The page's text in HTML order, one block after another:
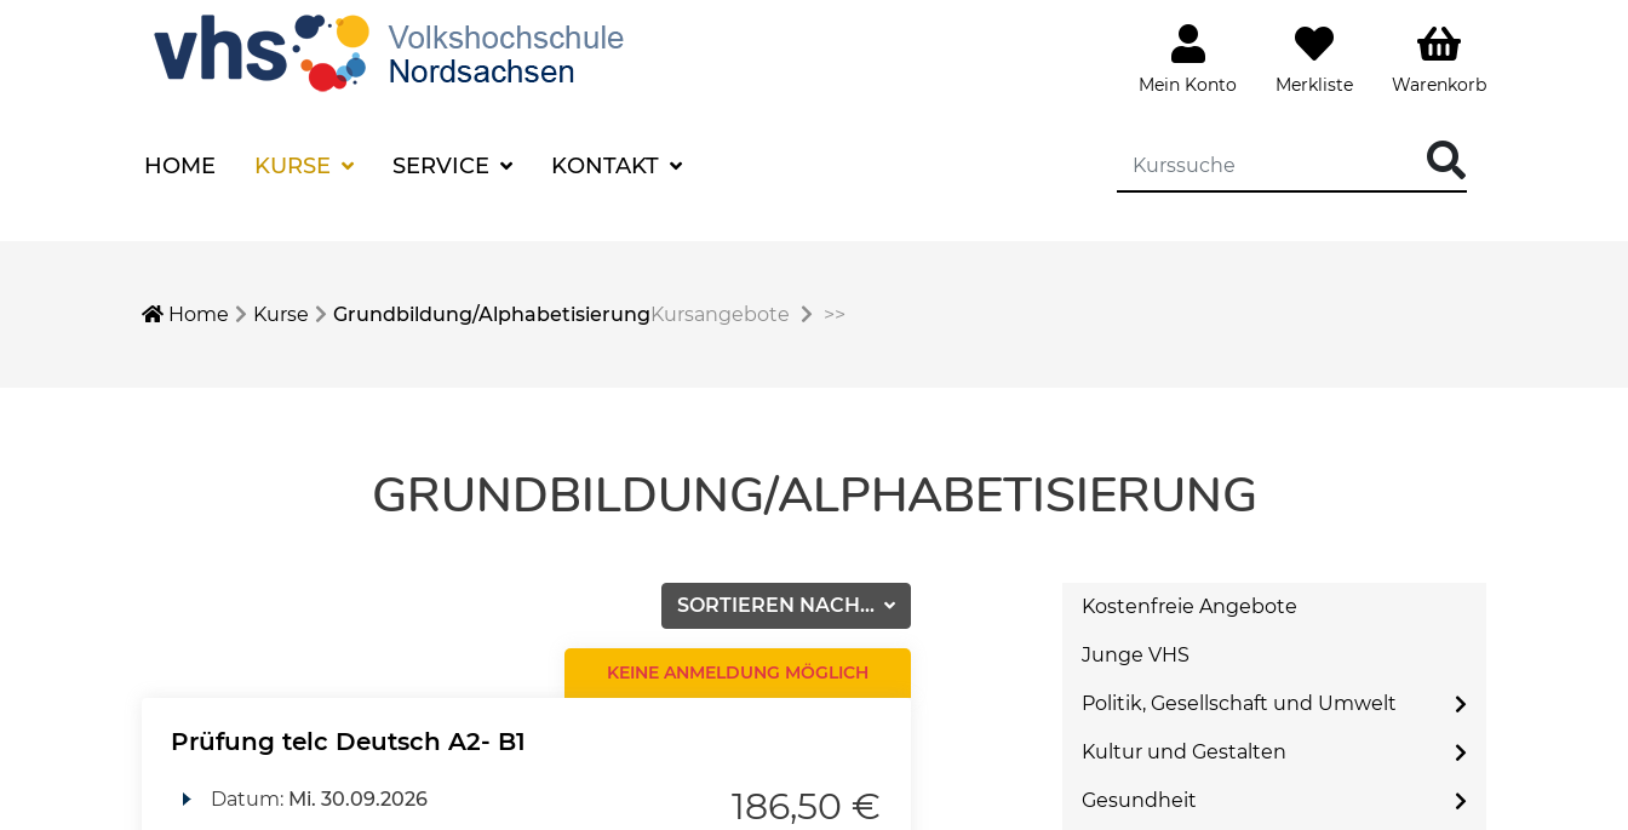
Mein Konto Merkliste Warenkorb
HOME KURSE SERVICE KONTAKT
Home Kurse Grundbildung/AlphabetisierungKursangebote >>
GRUNDBILDUNG/ALPHABETISIERUNG
SORTIEREN NACH...
KEINE ANMELDUNG MÖGLICH
Prüfung telc Deutsch A2- B1
Datum: Mi. 30.09.2026 186,50 €
Kostenfreie Angebote
Junge VHS
Politik, Gesellschaft und Umwelt
Kultur und Gestalten
Gesundheit